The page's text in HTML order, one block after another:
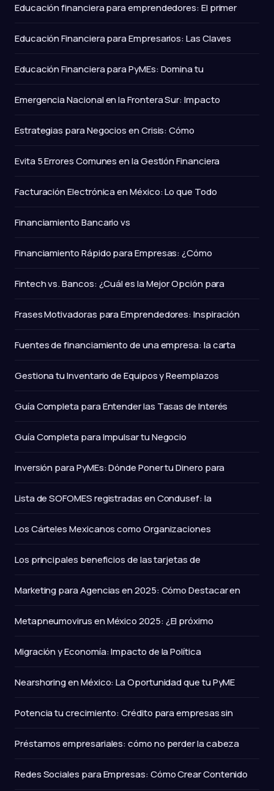
Educación financiera para emprendedores: El primer
Educación Financiera para Empresarios: Las Claves
Educación Financiera para PyMEs: Domina tu
Emergencia Nacional en la Frontera Sur: Impacto
Estrategias para Negocios en Crisis: Cómo
Evita 5 Errores Comunes en la Gestión Financiera
Facturación Electrónica en México: Lo que Todo
Financiamiento Bancario vs
Financiamiento Rápido para Empresas: ¿Cómo
Fintech vs. Bancos: ¿Cuál es la Mejor Opción para
Frases Motivadoras para Emprendedores: Inspiración
Fuentes de financiamiento de una empresa: la carta
Gestiona tu Inventario de Equipos y Reemplazos
Guía Completa para Entender las Tasas de Interés
Guía Completa para Impulsar tu Negocio
Inversión para PyMEs: Dónde Poner tu Dinero para
Lista de SOFOMES registradas en Condusef: la
Los Cárteles Mexicanos como Organizaciones
Los principales beneficios de las tarjetas de
Marketing para Agencias en 2025: Cómo Destacar en
Metapneumovirus en México 2025: ¿El próximo
Migración y Economía: Impacto de la Política
Nearshoring en México: La Oportunidad que tu PyME
Potencia tu crecimiento: Crédito para empresas sin
Préstamos empresariales: cómo no perder la cabeza
Redes Sociales para Empresas: Cómo Crear Contenido